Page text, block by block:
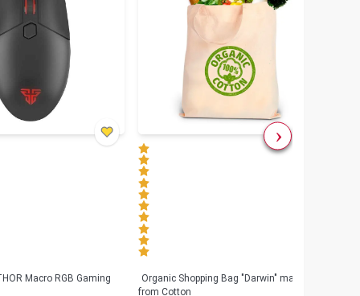
Macro RGB Gaming
Organic Shopping Bag "Darwin" made
from Cotton